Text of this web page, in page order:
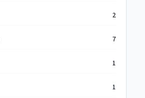
2
7
1
1